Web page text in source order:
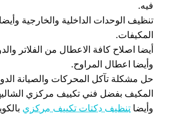
فيه.
تنظيف الوحدات الداخلية والخارجية
المكيفات.
أيضا اصلاح كافة الاعطال من الفلاتر
وأيضا اعطال المراوح.
حل مشكلة تآكل المحركات والصيانة
المكيف بفضل فني تكييف مركزي
وأيضا تنظيف دكتات تكييف مركزي